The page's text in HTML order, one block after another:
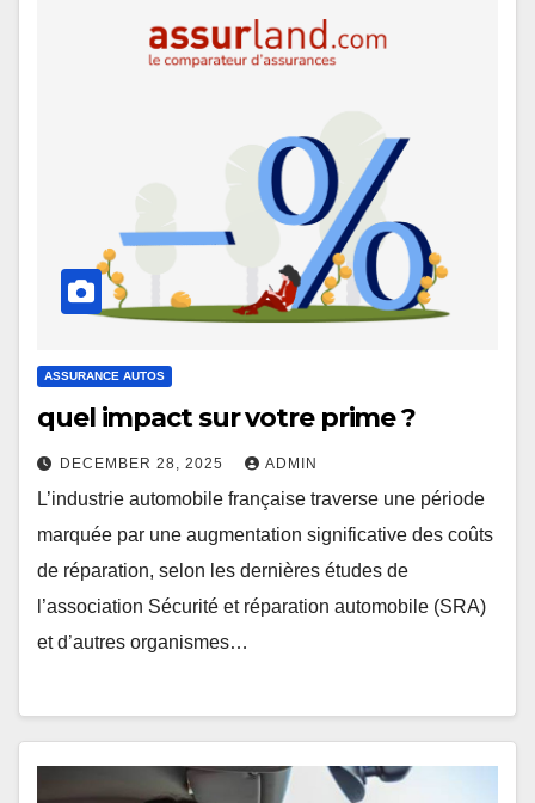
ASSURANCE AUTOS
quel impact sur votre prime ?
DECEMBER 28, 2025 ADMIN
L’industrie automobile française traverse une période
marquée par une augmentation significative des coûts
de réparation, selon les dernières études de
l’association Sécurité et réparation automobile (SRA)
et d’autres organismes…